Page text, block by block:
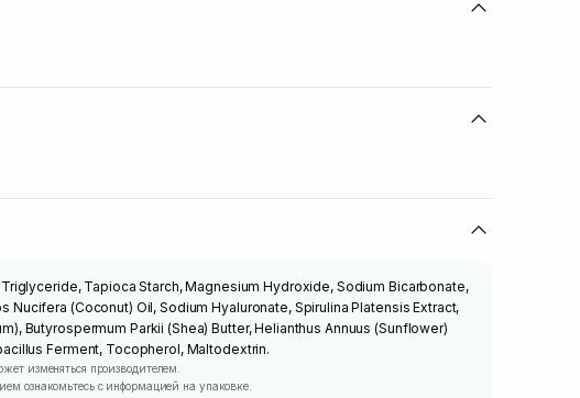
Tapioca Starch, Magnesium Hydroxide, Sodium Bicarbonate,
Nucifera (Coconut) Oil, Sodium Hyaluronate, Spirulina Platensis Extract,
Butyrospermum Parkii (Shea) Butter, Helianthus Annuus (Sunflower)
Ferment, Tocopherol, Maltodextrin.
изменяться производителем.
ознакомьтесь с информацией на упаковке.